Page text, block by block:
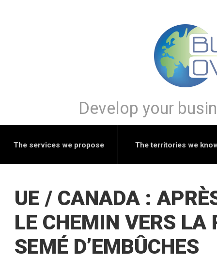
Develop your
The services we propose The territories we
UE / CANADA :
LE CHEMIN VERS LA
SEMÉ D’EMBÛCHES